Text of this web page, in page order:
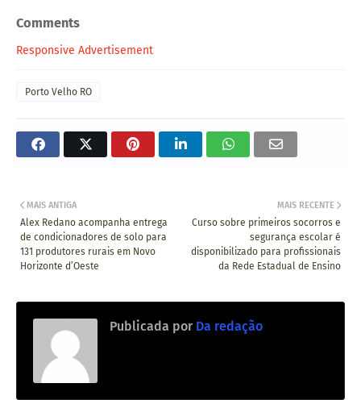
Comments
Responsive Advertisement
Porto Velho RO
MAIS RECENTE
Curso sobre primeiros socorros e
segurança escolar é
disponibilizado para profissionais
da Rede Estadual de Ensino
MAIS ANTIGA
Alex Redano acompanha entrega
de condicionadores de solo para
131 produtores rurais em Novo
Horizonte d’Oeste
Publicada por Da redação